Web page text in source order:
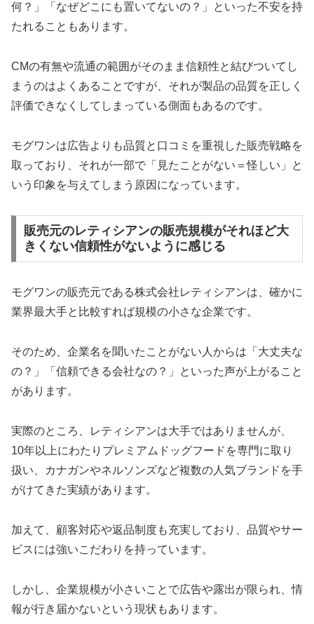
何？」「なぜどこにも置いてないの？」といった不安を持
たれることもあります。
CMの有無や流通の範囲がそのまま信頼性と結びついてし
まうのはよくあることですが、それが製品の品質を正しく
評価できなくしてしまっている側面もあるのです。
モグワンは広告よりも品質と口コミを重視した販売戦略を
取っており、それが一部で「見たことがない＝怪しい」と
いう印象を与えてしまう原因になっています。
販売元のレティシアンの販売規模がそれほど大
きくない信頼性がないように感じる
モグワンの販売元である株式会社レティシアンは、確かに
業界最大手と比較すれば規模の小さな企業です。
そのため、企業名を聞いたことがない人からは「大丈夫な
の？」「信頼できる会社なの？」といった声が上がること
があります。
実際のところ、レティシアンは大手ではありませんが、
10年以上にわたりプレミアムドッグフードを専門に取り
扱い、カナガンやネルソンズなど複数の人気ブランドを手
がけてきた実績があります。
加えて、顧客対応や返品制度も充実しており、品質やサー
ビスには強いこだわりを持っています。
しかし、企業規模が小さいことで広告や露出が限られ、情
報が行き届かないという現状もあります。